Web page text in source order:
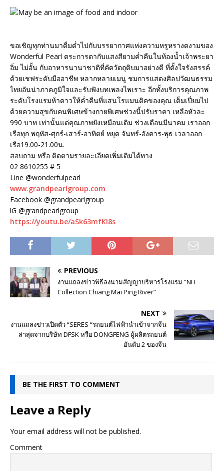
ขอเชิญทุกท่านมาดื่มด่ำไปกับบรรยากาศแห่งความหรูหรางดงามของ
Wonderful Pearl ตระการตากับแสงสียามค่ำคืนในท้องน้ำเจ้าพระยา
อิ่ม ไม่อั้น กับอาหารนานาชาติที่คัดวัตถุดิบมาอย่างดี ที่ตั้งใจรังสรรค์
ด้วยเชฟระดับมืออาชีพ หลากหลายเมนู ชมการแสดงศิลปวัฒนธรรม
ไทยอันน่าภาคภูมิใจและรับฟังบทเพลงไพเราะ อีกทั้งบริการคุณภาพ
ระดับโรงแรมห้าดาวให้ค่ำคืนที่แสนโรแมนติคของคุณ เต็มเปี่ยมไป
ด้วยความสุขกับคนพิเศษข้างกายพิเศษช่วงนี้ปรับราคา เหลือหัวละ
990 บาท เท่านั้นแต่คุณภาพยังเหมือนเดิม ช่วงเดือนมีนาคม เราออก
เรือทุก พฤหัส-ศุกร์-เสาร์-อาทิตย์ หยุด จันทร์-อังคาร-พุธ เวลาออก
เรือ19.00-21.00น.
สอบถาม หรือ ติดตามรายละเอียดเพิ่มเติมได้ทาง
02 8610255 # 5
Line @wonderfulpearl
www.grandpearlgroup.com
Facebook @grandpearlgroup
lG @grandpearlgroup
https://youtu.be/aSk63mfKl8s
PREVIOUS
งานแถลงข่าวพิธีลงนามสัญญาบริหารโรงแรม “NH
Collection Chiang Mai Ping River”
NEXT
งานแถลงข่าวเปิดตัว “SERES “รถยนต์ไฟฟ้านำเข้าจากจีน
ล่าสุดจากบริษัท DFSK หรือ DONGFENG ผู้ผลิตรถยนต์
อันดับ 2 ของจีน
BE THE FIRST TO COMMENT
Leave a Reply
Your email address will not be published.
Comment